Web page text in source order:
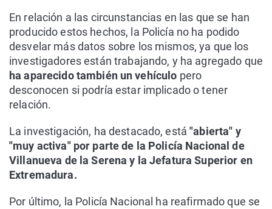
En relación a las circunstancias en las que se han
producido estos hechos, la Policía no ha podido
desvelar más datos sobre los mismos, ya que los
investigadores están trabajando, y ha agregado que
ha aparecido también un vehículo pero
desconocen si podría estar implicado o tener
relación.
La investigación, ha destacado, está"abierta" y
"muy activa" por parte de la Policía Nacional de
Villanueva de la Serena y la Jefatura Superior en
Extremadura.
Por último, la Policía Nacional ha reafirmado que se